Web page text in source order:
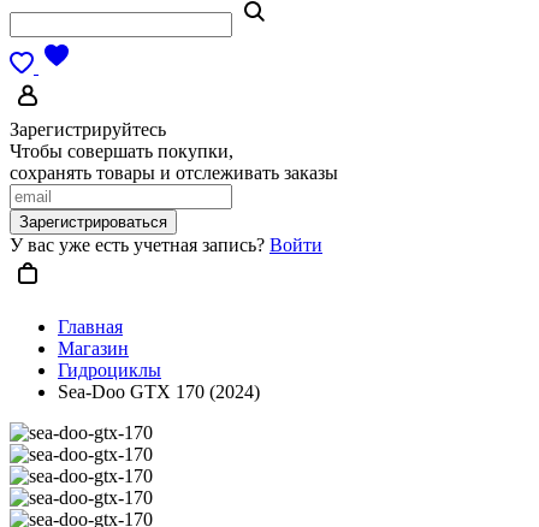
Зарегистрируйтесь
Чтобы совершать покупки,
сохранять товары и отслеживать заказы
Зарегистрироваться
У вас уже есть учетная запись? Войти
Главная
Магазин
Гидроциклы
Sea-Doo GTX 170 (2024)